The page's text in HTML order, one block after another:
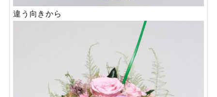
違う向きから